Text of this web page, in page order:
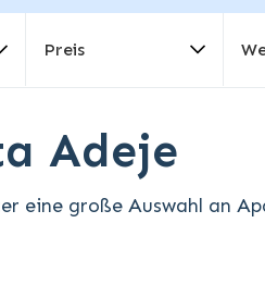
Preis
Adeje
eine große Auswahl an